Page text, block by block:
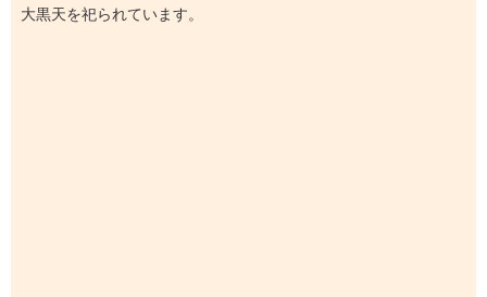
大黒天を祀られています。